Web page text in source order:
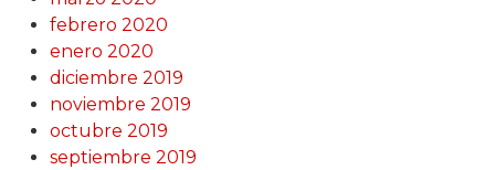
febrero 2020
enero 2020
diciembre 2019
noviembre 2019
octubre 2019
septiembre 2019